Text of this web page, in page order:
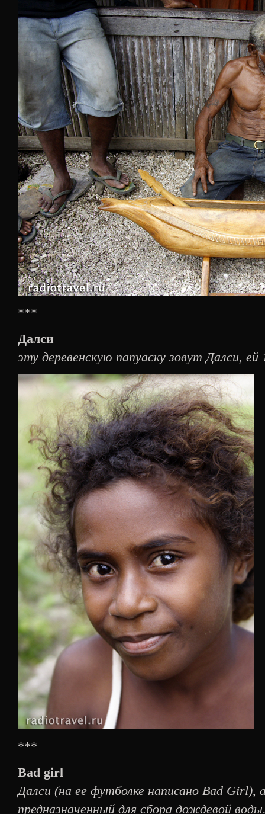
***
Далси
эту деревенскую папуаску зовут Далси, ей
***
Bad girl
Далси (на ее футболке написано Bad Girl),
предназначенный для сбора дождевой